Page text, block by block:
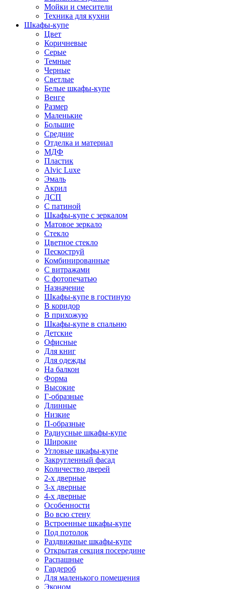
Мойки и смесители
Техника для кухни
Шкафы-купе
Цвет
Коричневые
Серые
Темные
Черные
Светлые
Белые шкафы-купе
Венге
Размер
Маленькие
Большие
Средние
Отделка и материал
МДФ
Пластик
Alvic Luxe
Эмаль
Акрил
ДСП
С патиной
Шкафы-купе с зеркалом
Матовое зеркало
Стекло
Цветное стекло
Пескоструй
Комбинированные
С витражами
С фотопечатью
Назначение
Шкафы-купе в гостиную
В коридор
В прихожую
Шкафы-купе в спальню
Детские
Офисные
Для книг
Для одежды
На балкон
Форма
Высокие
Г-образные
Длинные
Низкие
П-образные
Радиусные шкафы-купе
Широкие
Угловые шкафы-купе
Закругленный фасад
Количество дверей
2-х дверные
3-х дверные
4-х дверные
Особенности
Во всю стену
Встроенные шкафы-купе
Под потолок
Раздвижные шкафы-купе
Открытая секция посередине
Распашные
Гардероб
Для маленького помещения
Эконом